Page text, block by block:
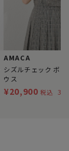
AMACA
シズルチェック ボウ
ウス
¥20,900 税込